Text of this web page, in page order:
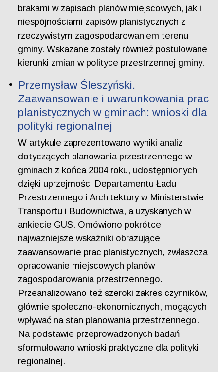
brakami w zapisach planów miejscowych, jak i
niespójnościami zapisów planistycznych z
rzeczywistym zagospodarowaniem terenu
gminy. Wskazane zostały również postulowane
kierunki zmian w polityce przestrzennej gminy.
Przemysław Śleszyński.
Zaawansowanie i uwarunkowania prac
planistycznych w gminach: wnioski dla
polityki regionalnej
W artykule zaprezentowano wyniki analiz
dotyczących planowania przestrzennego w
gminach z końca 2004 roku, udostępnionych
dzięki uprzejmości Departamentu Ładu
Przestrzennego i Architektury w Ministerstwie
Transportu i Budownictwa, a uzyskanych w
ankiecie GUS. Omówiono pokrótce
najważniejsze wskaźniki obrazujące
zaawansowanie prac planistycznych, zwłaszcza
opracowanie miejscowych planów
zagospodarowania przestrzennego.
Przeanalizowano też szeroki zakres czynników,
głównie społeczno-ekonomicznych, mogących
wpływać na stan planowania przestrzennego.
Na podstawie przeprowadzonych badań
sformułowano wnioski praktyczne dla polityki
regionalnej.